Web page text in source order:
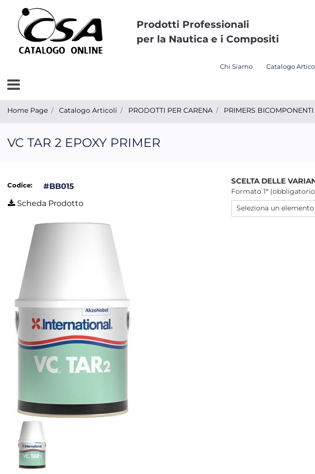
Prodotti Professionali
per la Nautica e i Compositi
Chi Siamo Catalogo
Open menu
Home Page Catalogo Articoli PRODOTTI PER CARENA PRIMERS BICOMPONENTI
VC TAR 2 EPOXY PRIMER
Codice:
#BB015
Scheda Prodotto
SCELTA DELLE
Formato 1*
Seleziona un elemento